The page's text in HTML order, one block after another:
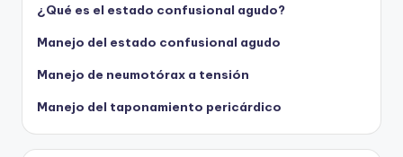
¿Qué es el estado confusional agudo?
Manejo del estado confusional agudo
Manejo de neumotórax a tensión
Manejo del taponamiento pericárdico